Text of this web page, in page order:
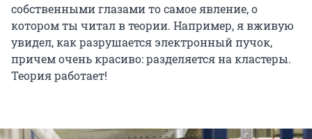
собственными глазами то самое явление, о
котором ты читал в теории. Например, я вживую
увидел, как разрушается электронный пучок,
причем очень красиво: разделяется на кластеры.
Теория работает!